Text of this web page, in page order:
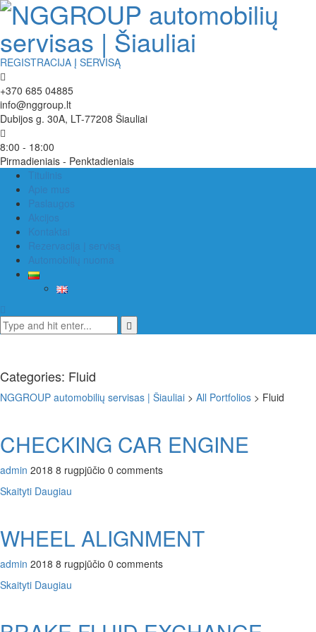
REGISTRACIJA Į SERVISĄ
+370 685 04885
info@nggroup.lt
Dubijos g. 30A, LT-77208 Šiauliai
8:00 - 18:00
Pirmadieniais - Penktadieniais
Titulinis
Apie mus
Paslaugos
Akcijos
Kontaktai
Rezervacija į servisą
Automobilių nuoma
Categories: Fluid
NGGROUP automobilių servisas | Šiauliai > All Portfolios > Fluid
CHECKING CAR ENGINE
admin 2018 8 rugpjūčio 0 comments
Skaityti Daugiau
WHEEL ALIGNMENT
admin 2018 8 rugpjūčio 0 comments
Skaityti Daugiau